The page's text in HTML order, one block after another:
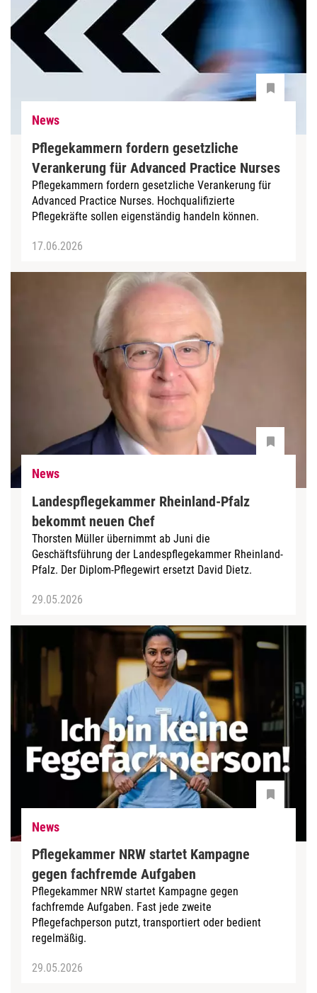
News
Pflegekammern fordern gesetzliche
Verankerung für Advanced Practice Nurses
Pflegekammern fordern gesetzliche Verankerung für
Advanced Practice Nurses. Hochqualifizierte
Pflegekräfte sollen eigenständig handeln können.
17.06.2026
News
Landespflegekammer Rheinland-Pfalz
bekommt neuen Chef
Thorsten Müller übernimmt ab Juni die
Geschäftsführung der Landespflegekammer Rheinland-
Pfalz. Der Diplom-Pflegewirt ersetzt David Dietz.
29.05.2026
News
Pflegekammer NRW startet Kampagne
gegen fachfremde Aufgaben
Pflegekammer NRW startet Kampagne gegen
fachfremde Aufgaben. Fast jede zweite
Pflegefachperson putzt, transportiert oder bedient
regelmäßig.
29.05.2026